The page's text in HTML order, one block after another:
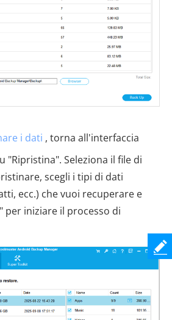
i dati , torna all'interfaccia
"Ripristina". Seleziona il file di
scegli i tipi di dati
ecc.) che vuoi recuperare e
per iniziare il processo di